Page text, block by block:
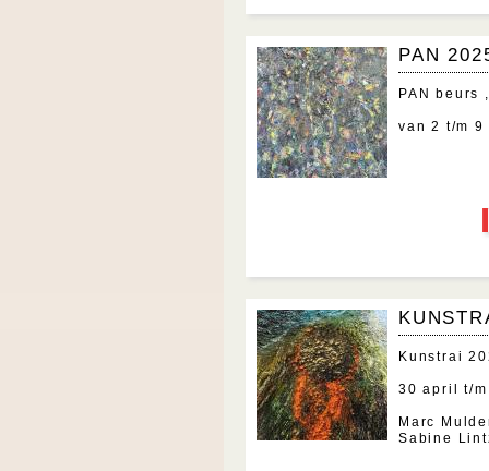
PAN
PAN beurs
van 2 t/m 9
Kunstrai
30 april t/
Marc
Sabine